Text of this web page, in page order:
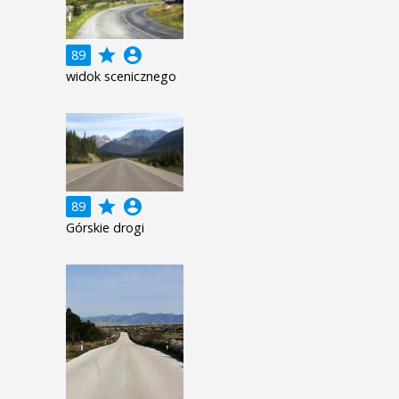
89 grade account_circle
widok scenicznego
89 grade account_circle
Górskie drogi